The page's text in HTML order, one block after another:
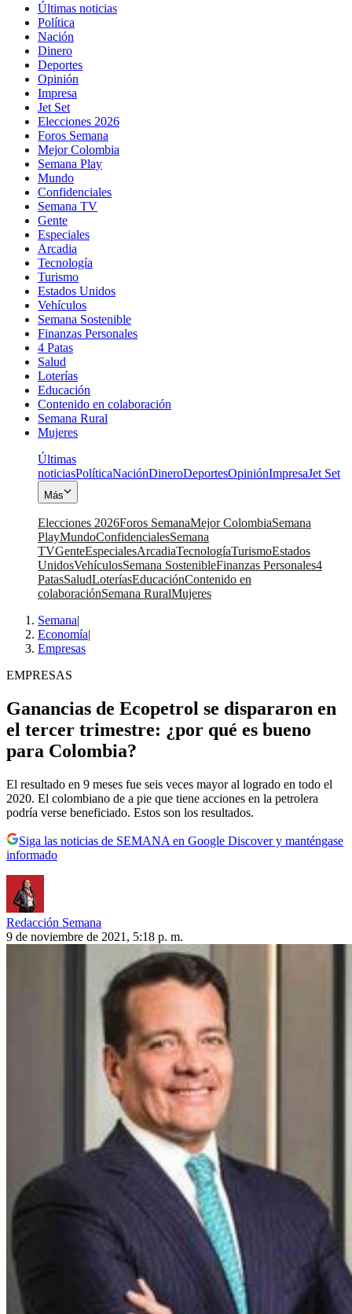
Últimas noticias
Política
Nación
Dinero
Deportes
Opinión
Impresa
Jet Set
Elecciones 2026
Foros Semana
Mejor Colombia
Semana Play
Mundo
Confidenciales
Semana TV
Gente
Especiales
Arcadia
Tecnología
Turismo
Estados Unidos
Vehículos
Semana Sostenible
Finanzas Personales
4 Patas
Salud
Loterías
Educación
Contenido en colaboración
Semana Rural
Mujeres
Últimas
noticiasPolíticaNaciónDineroDeportesOpiniónImpresaJet Set
Más
Elecciones 2026Foros SemanaMejor ColombiaSemana
PlayMundoConfidencialesSemana
TVGenteEspecialesArcadiaTecnologíaTurismoEstados
UnidosVehículosSemana SostenibleFinanzas Personales4
PatasSaludLoteríasEducaciónContenido en
colaboraciónSemana RuralMujeres
Semana|
Economía|
Empresas
EMPRESAS
Ganancias de Ecopetrol se dispararon en
el tercer trimestre: ¿por qué es bueno
para Colombia?
El resultado en 9 meses fue seis veces mayor al logrado en todo el
2020. El colombiano de a pie que tiene acciones en la petrolera
podría verse beneficiado. Estos son los resultados.
Siga las noticias de SEMANA en Google Discover y manténgase
informado
Redacción Semana
9 de noviembre de 2021, 5:18 p. m.